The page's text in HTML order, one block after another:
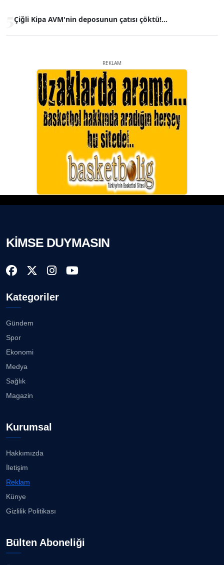
Çiğli Kipa AVM'nin deposunun çatısı çöktü!...
REKLAM
KİMSE DUYMASIN
Kategoriler
Gündem
Spor
Ekonomi
Medya
Sağlık
Magazin
Kurumsal
Hakkımızda
İletişim
Reklam
Künye
Gizlilik Politikası
Bülten Aboneliği